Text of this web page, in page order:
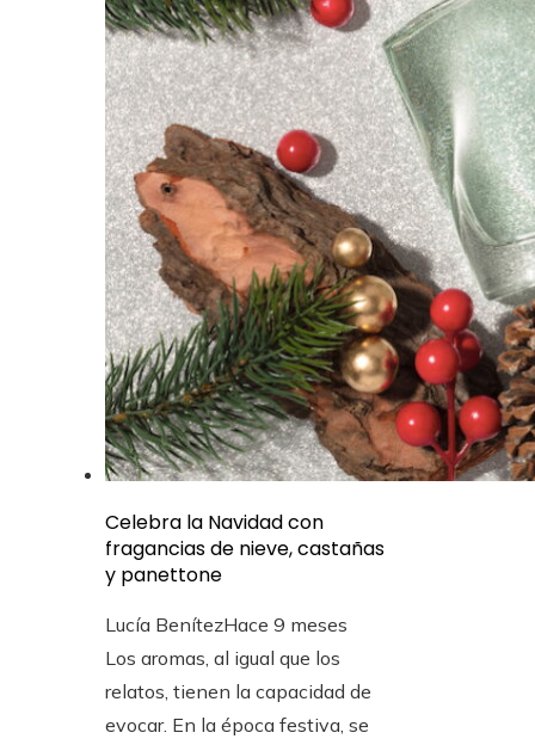
Celebra la Navidad con
fragancias de nieve, castañas
y panettone
Lucía BenítezHace 9 meses
Los aromas, al igual que los
relatos, tienen la capacidad de
evocar. En la época festiva, se